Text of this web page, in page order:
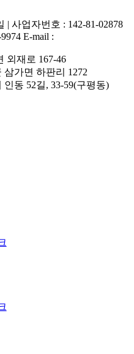
| 사업자번호 : 142-81-02878
E-mail :
외재로 167-46
가면 하판리 1272
동 52길, 33-59(구평동)